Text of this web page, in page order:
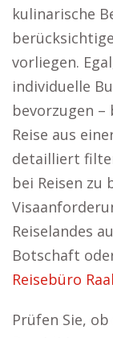
kulinarische
vorliegen.
individuelle
bevorzugen –
Reise aus
detailliert
bei Reisen zu
Reiselandes
Botschaft
Reisebüro
Prüfen Sie,